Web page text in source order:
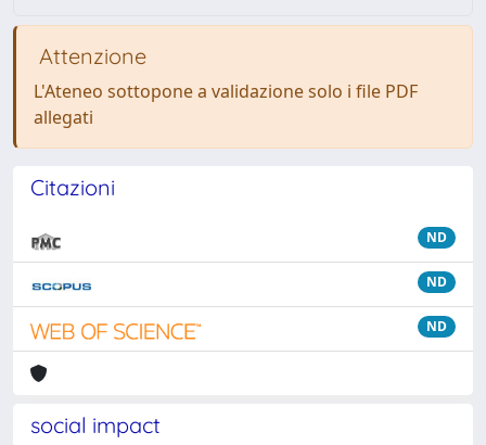
Attenzione
L'Ateneo sottopone a validazione solo i file PDF
allegati
Citazioni
ND
ND
ND
social impact